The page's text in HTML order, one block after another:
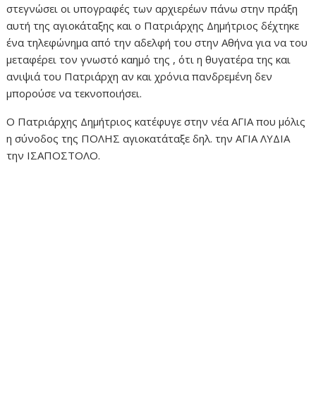
στεγνώσει οι υπογραφές των αρχιερέων πάνω στην πράξη
αυτή της αγιοκάταξης και ο Πατριάρχης Δημήτριος δέχτηκε
ένα τηλεφώνημα από την αδελφή του στην Αθήνα για να του
μεταφέρει τον γνωστό καημό της , ότι η θυγατέρα της και
ανιψιά του Πατριάρχη αν και χρόνια πανδρεμένη δεν
μπορούσε να τεκνοποιήσει.
Ο Πατριάρχης Δημήτριος κατέφυγε στην νέα ΑΓΙΑ που μόλις
η σύνοδος της ΠΟΛΗΣ αγιοκατάταξε δηλ. την ΑΓΙΑ ΛΥΔΙΑ
την ΙΣΑΠΟΣΤΟΛΟ.